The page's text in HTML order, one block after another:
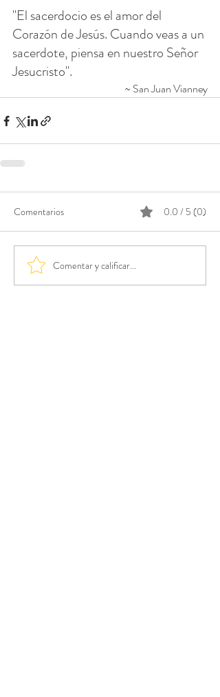
"El sacerdocio es el amor del
Corazón de Jesús. Cuando veas a un
sacerdote, piensa en nuestro Señor
Jesucristo".
~ San Juan Vianney
Comentarios 0.0 / 5 (0)
Comentar y calificar...